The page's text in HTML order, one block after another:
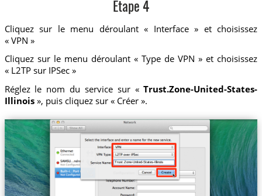
Etape 4
Cliquez sur le menu déroulant « Interface » et choisissez
« VPN »
Cliquez sur le menu déroulant « Type de VPN » et choisissez
« L2TP sur IPSec »
Réglez le nom du service sur «Trust.Zone-United-States-
Illinois», puis cliquez sur « Créer ».
Trust.Zone-United-States-Illinois